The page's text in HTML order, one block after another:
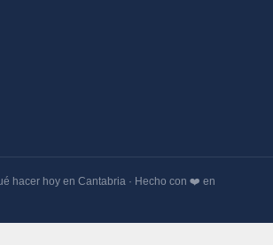
hacer hoy en Cantabria · Hecho con ❤️ en